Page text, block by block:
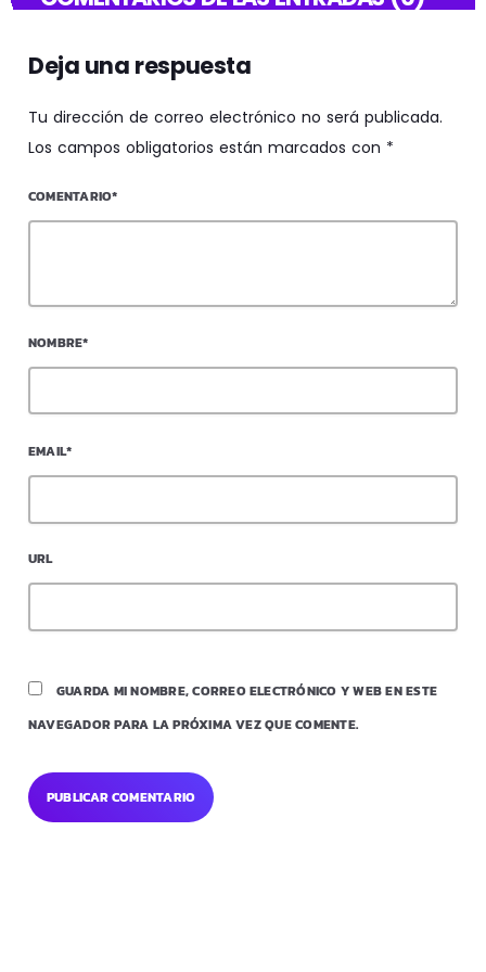
Deja una respuesta
Tu dirección de correo electrónico no será publicada.
Los campos obligatorios están marcados con *
COMENTARIO*
NOMBRE*
EMAIL*
URL
GUARDA MI NOMBRE, CORREO ELECTRÓNICO Y WEB EN ESTE
NAVEGADOR PARA LA PRÓXIMA VEZ QUE COMENTE.